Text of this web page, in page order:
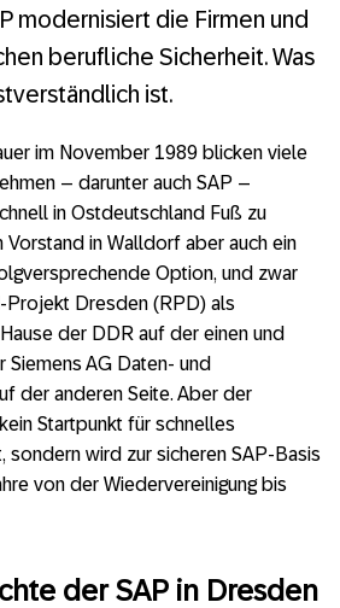
modernisiert die Firmen und
berufliche Sicherheit.Was
ist.
im November 1989 blicken viele
– darunter auch SAP –
in Ostdeutschland Fuß zu
Vorstand in Walldorf aber auch ein
Option, und zwar
Projekt Dresden (RPD) als
der DDR auf der einen und
Siemens AG Daten- und
der anderen Seite. Aber der
Startpunkt für schnelles
sondern wird zur sicheren SAP-Basis
von der Wiedervereinigung bis
der SAP in Dresden